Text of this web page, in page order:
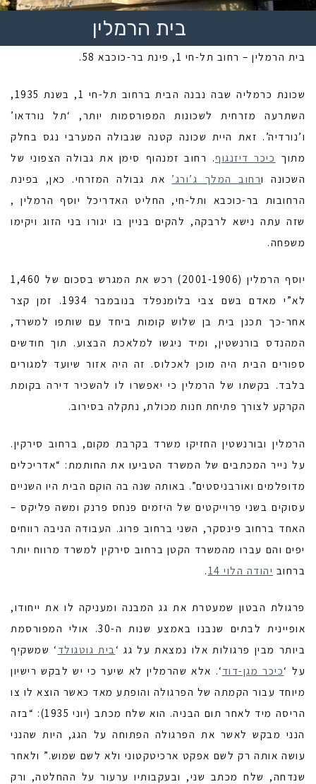
בית הרמלין
בית הרמלין – רחוב תל-חי 1, פינת בר-כוכבא 58.
שכונת כרמליה שבה נבנה הבית ברחוב תל-חי 1, בשנת 1935,
השתרעה מזרחית לשכונות המפורסמות יותר, ‘תל נורדאו’
ו’נורדיה’. זאת היית שכונה קטנה שגבולה המערבי נגס בחלק
מתוך כיכר דיזנגוף. רחוב זמנהוף סימן את גבולה הצפוני של
השכונה ורחוב המלך ג’ורג’ את גבולה המזרחי. כאן, בפינת
הרחובות בר-כוכבא ותל-חי, החליט האדריכל יוסף הרמלין ,
שזה עתה נישא לרבקה, להקים בניין בו יגורו בני הזוג ויקימו
משפחה.
יוסף הרמלין (2001-1906) רכש את המגרש בסכום של 1,460
לא”י מאדם בשם צבי בלומנפלד בנובמבר 1934. זמן קצר
אחר-כך תכנן בית בן שלוש קומות ביחד עם שותפו למשרד,
המהנדס בורנשטין, ומיד ניגשו למלאכת הבצוע. תוך חודשים
ספורים הבית היה מוכן לאכלוס. זה היה אזור שיועד למגורים
בלבד. בקשתו של הרמלין כי יאפשרו לו להשכיר דירה בקומת
הקרקע לצורך פתיחת חנות מכולת, נתקלה בסירוב.
הרמלין ובורנשטין החזיקו משרד בקרבת מקום, ברחוב סירקין.
על נייר המכתבים של המשרד הטביעו את החותמת: “אדריכלים
מדופלמים ואורבניסטים”. באותה שנה בה הוקם הבית היו השניים
עסוקים בשני פרוייקטים של היזמים פנחס פרנק ומשה פליקס –
האחד ברחוב פינסקר, השני ברחוב פרוג. העבודה הניבה רווחים
יפים והם עברו מהמשרד הקטן ברחוב סירקין למשרד מרווח יותר
ברחוב יהודה הלוי 14 .
פרגולת הבטון שמעטרת את גג המבנה ומעניקה לו את ייחודו,
אופיינית לבתים שנבנו באמצע שנות ה-30. אולי המפורסמת
ביותר מבין פרגולות אלו נמצאת על גג ‘בית גוטגולד ‘ שמשקיף
על ‘כיכר מגן-דוד‘. אלא שהרמלין לא שיער כי יש לבקש רישיון
מיוחד עבור הקמתה של הפרגולה והופתע מאד כאשר הוצא לו צו
הריסה מיד לאחר תום הבניה. הוא שלח מכתב (יוני 1935): “בזה
הנני מבקש לאשר את הפרגולה הפתוחה על הגג, היות שהנני
עושה אותה רק לשם אפקט ארכיטקטוני ולא לשם שמוש.” ולאחר
שנדחה, שלח מכתב שני, ובעקבותיו ערעור על ההחלטה, ורק